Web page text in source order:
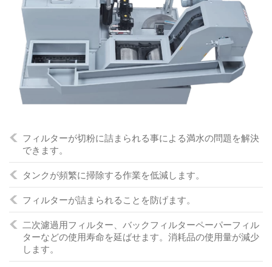
フィルターが切粉に詰まられる事による満水の問題を解決
できます。
タンクが頻繁に掃除する作業を低減します。
フィルターが詰まられることを防げます。
二次濾過用フィルター、バックフィルターペーパーフィル
ターなどの使用寿命を延ばせます。消耗品の使用量が減少
します。